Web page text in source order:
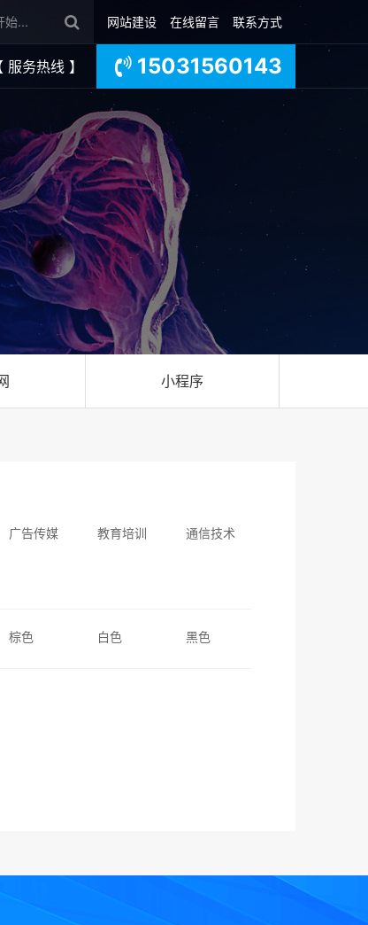
网站建设 在线留言 联系方式
服务热线 】 15031560143
小程序
广告传媒 教育培训 通信技术
棕色 白色 黑色